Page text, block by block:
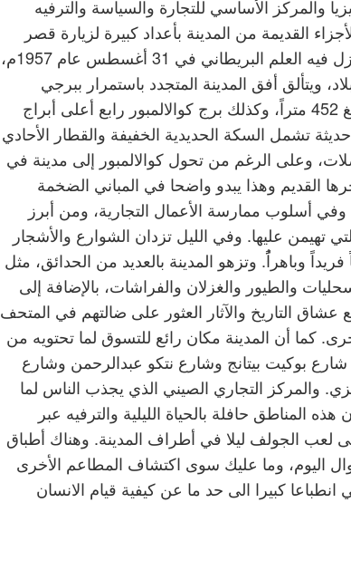
والمركز الأساسي للتجارة والسياسة والترفيه
القديمة من المدينة بأعداد كبيرة لزيارة قصر
السلطان عبدالصمد وميدان التحرير الذي أنزل فيه العلم البريطاني في 31 أغسطس عام 1957م،
ويتألق أفق المدينة المتجدد باستمرار ببرجي
بتروناس، وهما الأعلى في العالم بارتفاع يبلغ 452 متراً، وكذلك برج كوالالمبور رابع أعلى أبراج
تشمل السكة الحديدية الخفيفة والقطار الأحادي
وعلى الرغم من تحول كوالالمبور إلى مدينة في
القديم وهذا يبدو واضحا في المباني الضخمة
أسلوب ممارسة الأعمال التجارية، ومن أبرز
تهيمن عليها. وفي الليل تزدان الشوارع والأشجار
فريداً وباهراًُ. وتزهو المدينة بالعديد من الحدائق، مثل
والطيور والغزلان والفراشات، بالإضافة إلى
عشاق التاريخ والآثار العثور على ضالتهم في المتحف
كما أن المدينة مكان رائع للتسوق لما تحتويه من
بوكيت بيتانج وشارع نتكو عبدالرحمن وشارع
والمركز التجاري الصيني الذي يجذب الناس لما
المناطق حافلة بالحياة الليلية والترفيه عبر
لعب الجولف ليلا في أطراف المدينة. وهناك أطباق
اليوم، وما عليك سوى اكتشاف المطاعم الأخرى
كبيرا الى حد ما عن كيفية قيام الانسان